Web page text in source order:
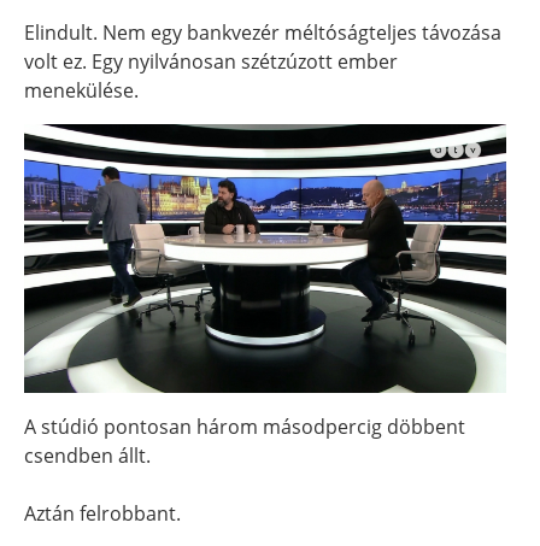
Elindult. Nem egy bankvezér méltóságteljes távozása
volt ez. Egy nyilvánosan szétzúzott ember
menekülése.
A stúdió pontosan három másodpercig döbbent
csendben állt.
Aztán felrobbant.